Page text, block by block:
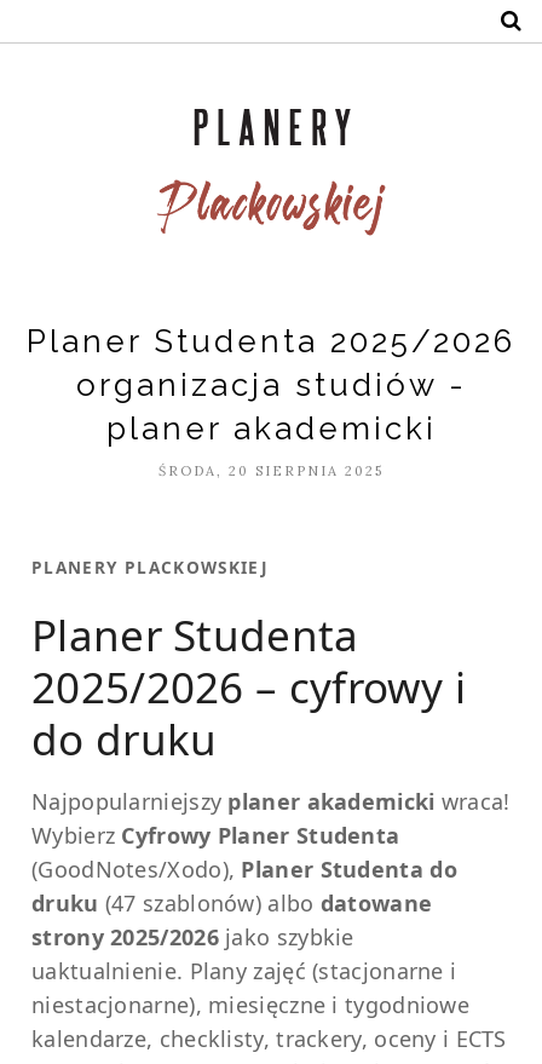
Planer Studenta 2025/2026
organizacja studiów -
planer akademicki
ŚRODA, 20 SIERPNIA 2025
PLANERY PLACKOWSKIEJ
Planer Studenta
2025/2026 – cyfrowy i
do druku
Najpopularniejszy planer akademicki wraca!
Wybierz Cyfrowy Planer Studenta
(GoodNotes/Xodo), Planer Studenta do
druku (47 szablonów) albo datowane
strony 2025/2026jako szybkie
uaktualnienie. Plany zajęć (stacjonarne i
niestacjonarne), miesięczne i tygodniowe
kalendarze, checklisty, trackery, oceny i ECTS